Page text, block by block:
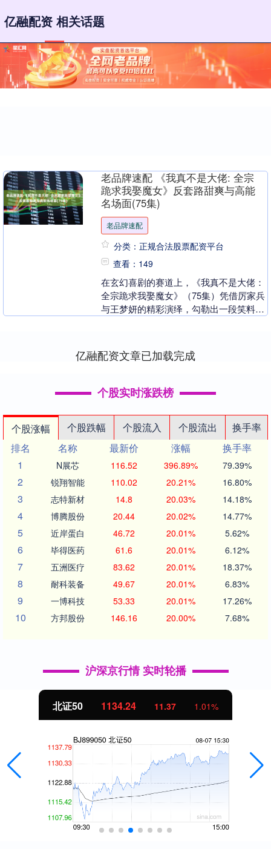
亿融配资 相关话题
老品牌速配 《我真不是大佬: 全宗
跪求我娶魔女》反套路甜爽与高能
名场面(75集)
老品牌速配
分类：正规合法股票配资平台
查看：149
在玄幻喜剧的赛道上，《我真不是大佬：
全宗跪求我娶魔女》（75集）凭借厉家兵
与王梦妍的精彩演绎，勾勒出一段笑料与
亿融配资文章已加载完成
个股实时涨跌榜
个股涨幅 个股跌幅 个股流入 个股流出
换手率
排名
名称 最新价 涨幅
换手率
1
N展芯 116.52 396.89% 79.39%
2 锐翔智能 110.02 20.21% 16.80%
3 志特新材 14.8 20.03% 14.18%
4 博腾股份 20.44 20.02% 14.77%
5 近岸蛋白 46.72 20.01% 5.62%
6 毕得医药 61.6 20.01% 6.12%
7 五洲医疗 83.62 20.01% 18.37%
8 耐科装备 49.67 20.01% 6.83%
9 一博科技 53.33 20.01% 17.26%
10 方邦股份 146.16 20.00% 7.68%
沪深京行情 实时轮播
北证50 1134.24 11.37 1.01%